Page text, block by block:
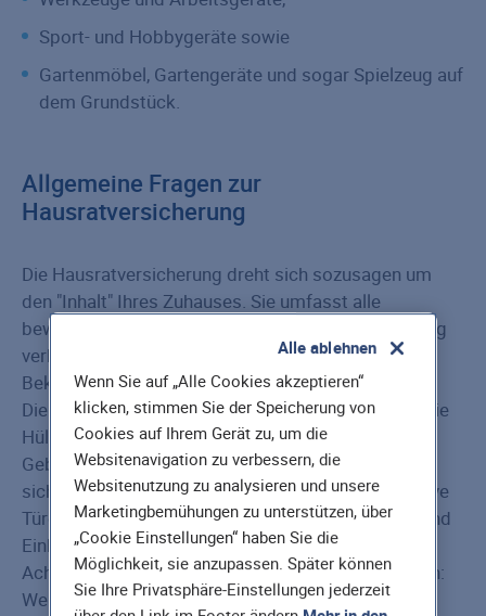
Sport- und Hobbygeräte sowie
Gartenmöbel, Gartengeräte und sogar Spielzeug auf
dem Grundstück.
Allgemeine Fragen zur
Hausratversicherung
Die Haus­rat­versicherung dreht sich sozusagen um
den "Inhalt" Ihres Zuhauses. Sie umfasst alle
beweglichen Sachen, die nicht fest mit der Wohnung
verbunden sind (z.B. Mobiliar, Elektrogeräte,
Bekleidung, Teppiche, Schmuck und mehr).
Die Wohngebäudeversicherung schützt hingegen die
Hülle und das fest verbaute Innenleben – also das
Gebäude sowie die damit verbundenen Teile. Das
sichert die Substanz Ihres Wohnobjekts ab, inklusive
Türen, Treppen, Fenstern, Mauern, Fliesen, Böden und
Einbaumöbeln.
Achtung, jetzt kommt etwas Versicherungsdeutsch:
Wenn die abgeschlossene Versicherungs­summe
Wenn Sie auf „Alle Cookies akzeptieren“
klicken, stimmen Sie der Speicherung von
Cookies auf Ihrem Gerät zu, um die
Websitenavigation zu verbessern, die
Websitenutzung zu analysieren und unsere
Marketingbemühungen zu unterstützen, über
„Cookie Einstellungen“ haben Sie die
Möglichkeit, sie anzupassen. Später können
Sie Ihre Privatsphäre-Einstellungen jederzeit
Alle ablehnen